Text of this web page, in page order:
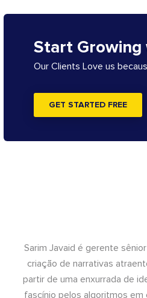
Start Growing
Our Clients Love us
GET STARTED FREE
Sarim Javaid é gerente
criação de narrativas
partir de uma enxurrada de
fascínio pelos algoritmos em